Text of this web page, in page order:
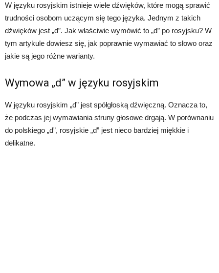
W języku rosyjskim istnieje wiele dźwięków, które mogą sprawić
trudności osobom uczącym się tego języka. Jednym z takich
dźwięków jest „d”. Jak właściwie wymówić to „d” po rosyjsku? W
tym artykule dowiesz się, jak poprawnie wymawiać to słowo oraz
jakie są jego różne warianty.
Wymowa „d” w języku rosyjskim
W języku rosyjskim „d” jest spółgłoską dźwięczną. Oznacza to,
że podczas jej wymawiania struny głosowe drgają. W porównaniu
do polskiego „d”, rosyjskie „d” jest nieco bardziej miękkie i
delikatne.